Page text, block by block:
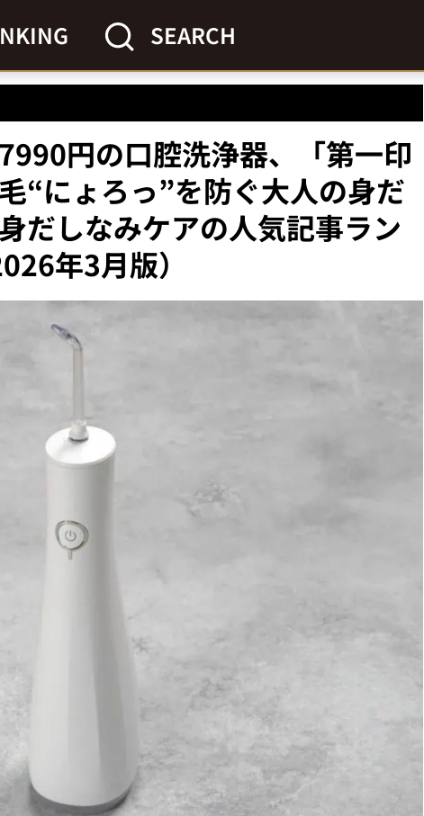
SEARCH
円の口腔洗浄器、「第一印
“にょろっ”を防ぐ大人の身だ
だしなみケアの人気記事ラン
年3月版）